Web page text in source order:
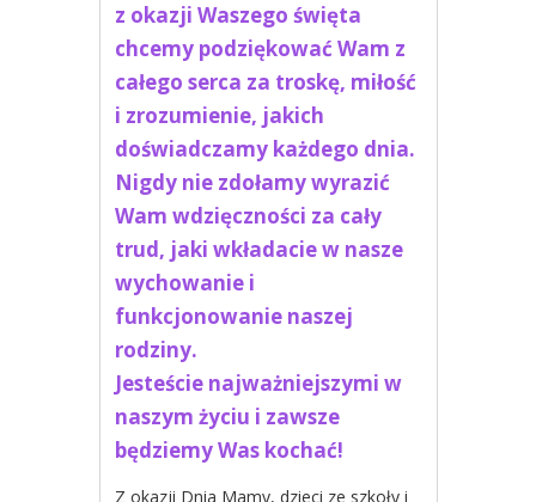
z okazji Waszego święta
chcemy podziękować Wam z
całego serca za troskę, miłość
i zrozumienie, jakich
doświadczamy każdego dnia.
Nigdy nie zdołamy wyrazić
Wam wdzięczności za cały
trud, jaki wkładacie w nasze
wychowanie i
funkcjonowanie naszej
rodziny.
Jesteście najważniejszymi w
naszym życiu i zawsze
będziemy Was kochać!
Z okazji Dnia Mamy, dzieci ze szkoły i